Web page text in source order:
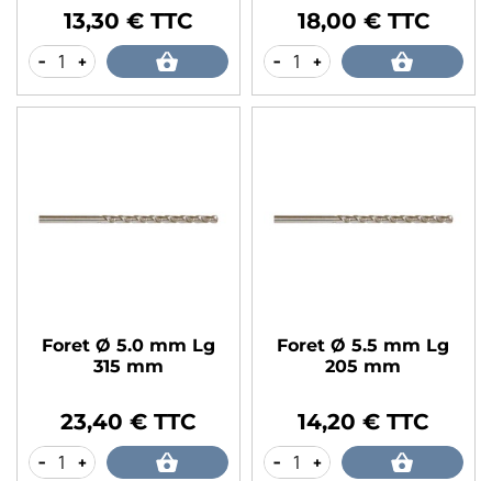
13,30 € TTC
- +
18,00 € TTC
- +
Foret Ø 5.0 mm Lg
315 mm
Prix23,40 € TTC
- +
Foret Ø 5.5 mm Lg
205 mm
14,20 € TTC
- +